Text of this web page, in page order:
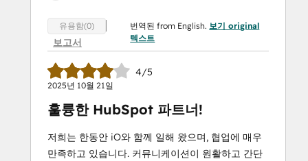
유용함(0)
보고서
번역된 from English.보기 original
텍스트
4/5
2025년 10월 21일
훌륭한 HubSpot 파트너!
저희는 한동안 iO와 함께 일해 왔으며, 협업에 매우
만족하고 있습니다. 커뮤니케이션이 원활하고 간단